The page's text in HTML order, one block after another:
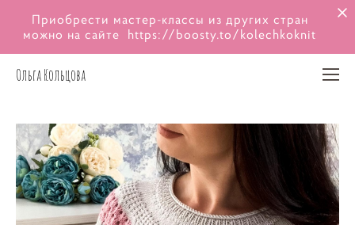
Приобрести мастер-классы из других стран
можно на сайте https://boosty.to/kolechkoknit
Ольга Кольцова